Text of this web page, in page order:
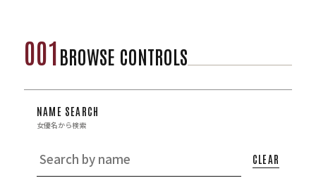
001BROWSE CONTROLS
NAME SEARCH
女優名から検索
CLEAR